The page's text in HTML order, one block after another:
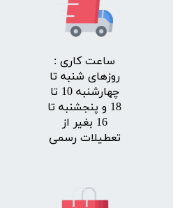
​ساعت کاری :
روزهای شنبه تا
چهارشنبه 10 تا
18 و پنجشنبه تا
16 بغیر از
تعطیلات رسمی